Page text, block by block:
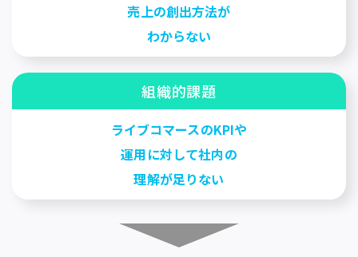
売上の創出方法が
わからない
組織的課題
ライブコマースのKPIや
運用に対して社内の
理解が足りない